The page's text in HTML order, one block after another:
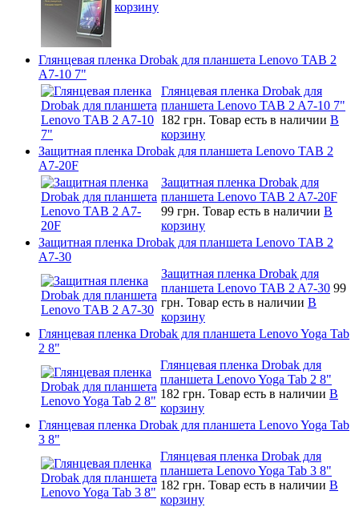
корзину
Глянцевая пленка Drobak для планшета Lenovo TAB 2
A7-10 7"
Глянцевая пленка Drobak для
планшета Lenovo TAB 2 A7-10 7"
182 грн. Товар есть в наличии В
корзину
Защитная пленка Drobak для планшета Lenovo TAB 2
A7-20F
Защитная пленка Drobak для
планшета Lenovo TAB 2 A7-20F
99 грн. Товар есть в наличии В
корзину
Защитная пленка Drobak для планшета Lenovo TAB 2
A7-30
Защитная пленка Drobak для
планшета Lenovo TAB 2 A7-30 99
грн. Товар есть в наличии В
корзину
Глянцевая пленка Drobak для планшета Lenovo Yoga Tab
2 8"
Глянцевая пленка Drobak для
планшета Lenovo Yoga Tab 2 8"
182 грн. Товар есть в наличии В
корзину
Глянцевая пленка Drobak для планшета Lenovo Yoga Tab
3 8"
Глянцевая пленка Drobak для
планшета Lenovo Yoga Tab 3 8"
182 грн. Товар есть в наличии В
корзину